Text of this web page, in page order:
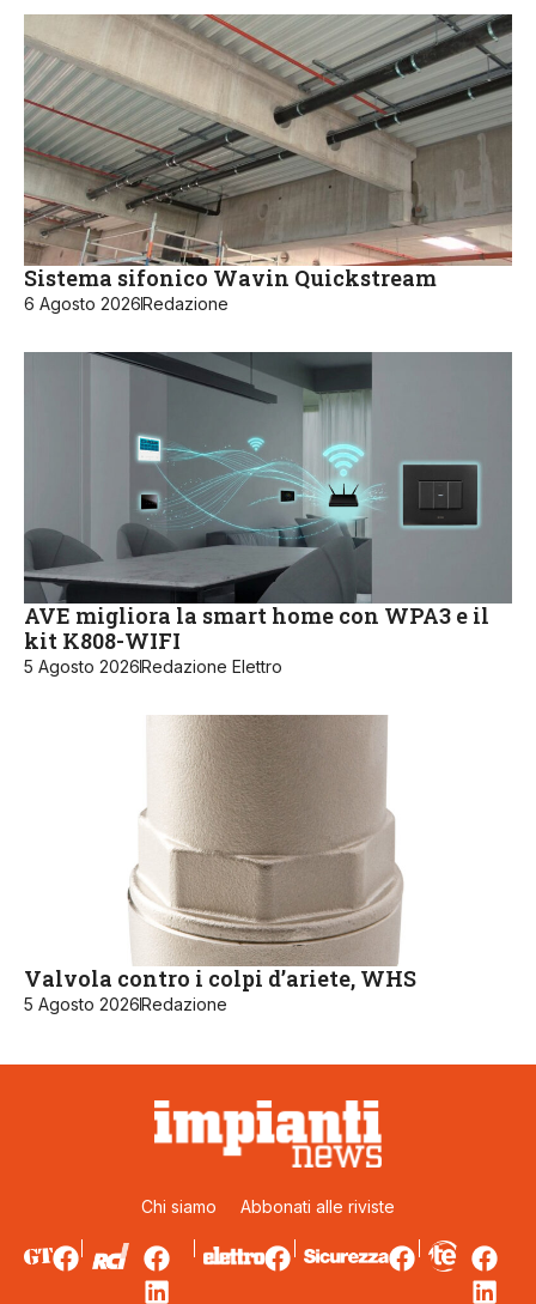
Sistema sifonico Wavin Quickstream
6 Agosto 2026Redazione
AVE migliora la smart home con WPA3 e il
kit K808-WIFI
5 Agosto 2026Redazione Elettro
Valvola contro i colpi d’ariete, WHS
5 Agosto 2026Redazione
Chi siamo Abbonati alle riviste